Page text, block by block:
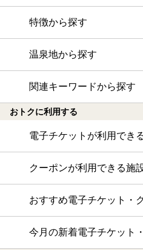
特徴から探す
温泉地から探す
関連キーワードから探す
おトクに利用する
電子チケットが利用でき
クーポンが利用できる施
おすすめ電子チケット・
今月の新着電子チケット